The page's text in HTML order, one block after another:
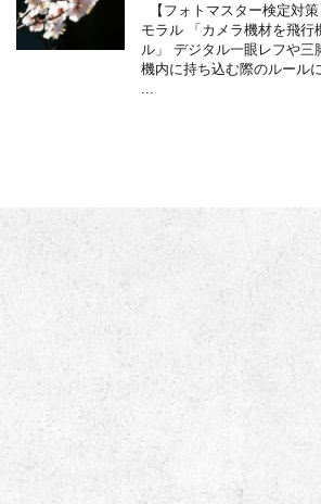
【フォトマスター検定対
モラル 「カメラ機材を飛行
ル」 デジタル一眼レフや
機内に持ち込む際のルール